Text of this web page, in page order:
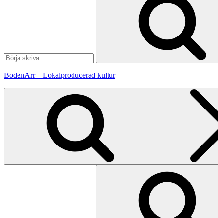
BodenArr – Lokalproducerad kultur